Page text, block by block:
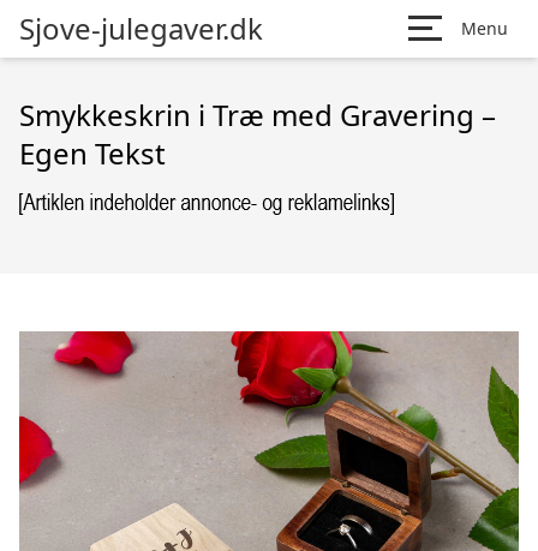
Sjove-julegaver.dk Menu
Smykkeskrin i Træ med Gravering –
Egen Tekst